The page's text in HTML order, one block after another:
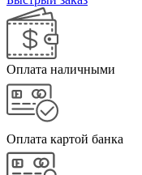
Оплата наличными
Оплата картой банка